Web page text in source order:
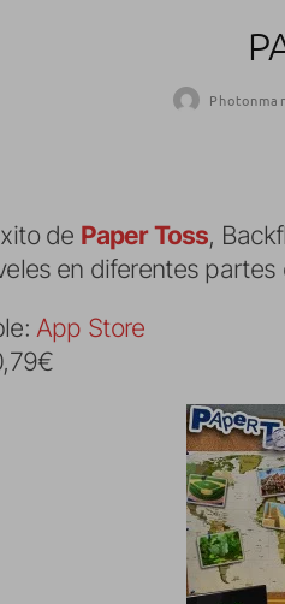
de Paper Toss,
en diferentes
App Store